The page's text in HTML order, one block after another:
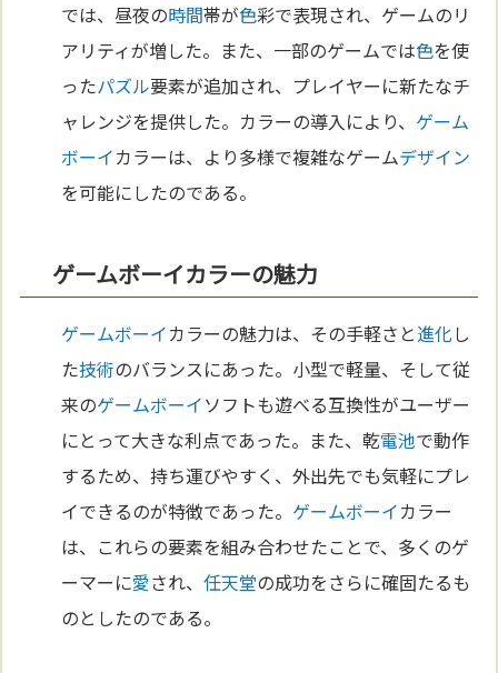
では、昼夜の時間帯が色彩で表現され、ゲームのリ
アリティが増した。また、一部のゲームでは色を使
ったパズル要素が追加され、プレイヤーに新たなチ
ャレンジを提供した。カラーの導入により、 ゲーム
ボーイカラーは、より多様で複雑なゲームデザイン
を可能にしたのである。
ゲームボーイカラーの魅力
ゲームボーイカラーの魅力は、その手軽さと進化し
た技術のバランスにあった。小型で軽量、そして従
来のゲームボーイソフトも遊べる互換性がユーザー
にとって大きな利点であった。また、乾電池で動作
するため、持ち運びやすく、外出先でも気軽にプレ
イできるのが特徴であった。 ゲームボーイカラー
は、これらの要素を組み合わせたことで、多くのゲ
ーマーに愛され、任天堂の成功をさらに確固たるも
のとしたのである。